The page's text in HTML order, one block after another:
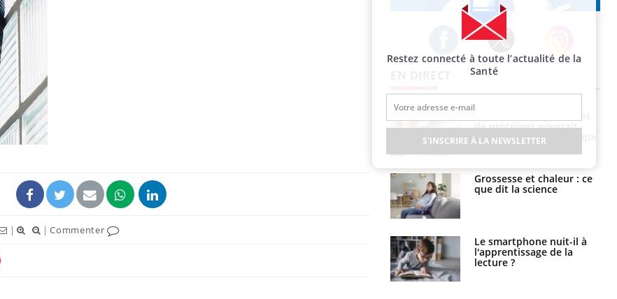
| |Commenter
Facebook Twitter Instagram
La sieste empêche-t-elle
de dormir la nuit ?
VIH : la fin du comprimé
de protéines pourrait
finalement être bénéfique
Grossesse et chaleur : ce
que dit la science
Le smartphone nuit-il à
l'apprentissage de la
lecture ?
Restez connecté à toute l’actualité de la
Santé
S'INSCRIRE À LA NEWSLETTER